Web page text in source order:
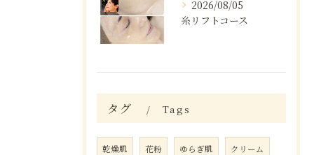
2026/08/05
糸リフトコース
タグ Tags
乾燥肌 花粉 ゆらぎ肌 クリーム